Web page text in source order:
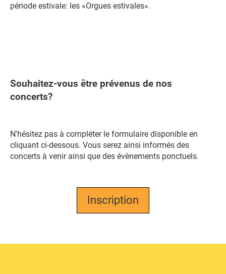
période estivale: les «Orgues estivales».
Souhaitez-vous être prévenus de nos
concerts?
N'hésitez pas à compléter le formulaire disponible en
cliquant ci-dessous. Vous serez ainsi informés des
concerts à venir ainsi que des évènements ponctuels.
Inscription